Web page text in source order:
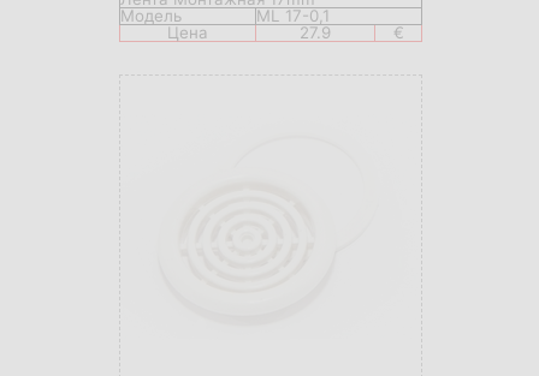
Модель
ML 17-0,1
Цена
27.9 €